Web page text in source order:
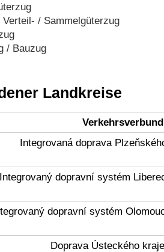
Verteil- / Sammelgüterzug
/ Bauzug
Landkreise
Verkehrsverbund
Integrovaná doprava
Integrovaný dopravní systém
dopravní systém
Doprava Ústeckého